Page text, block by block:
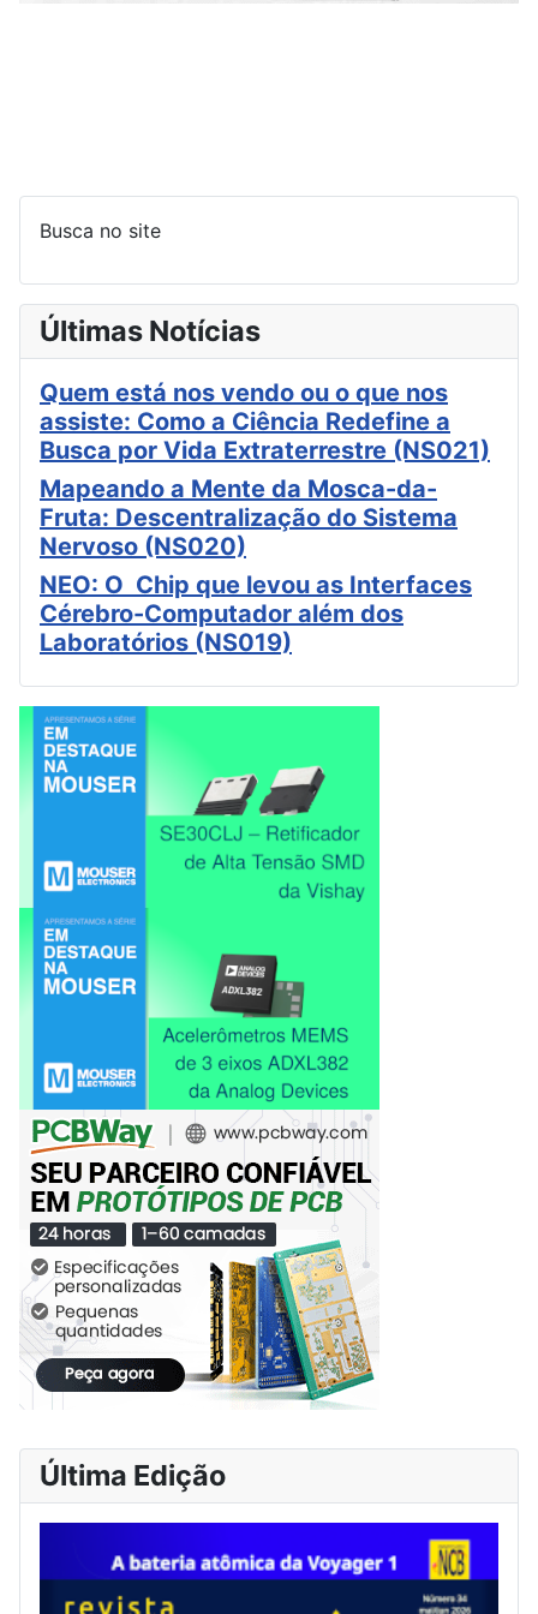
Busca no site
Últimas Notícias
Quem está nos vendo ou o que nos
assiste: Como a Ciência Redefine a
Busca por Vida Extraterrestre (NS021)
Mapeando a Mente da Mosca-da-
Fruta: Descentralização do Sistema
Nervoso (NS020)
NEO: O Chip que levou as Interfaces
Cérebro-Computador além dos
Laboratórios (NS019)
Última Edição